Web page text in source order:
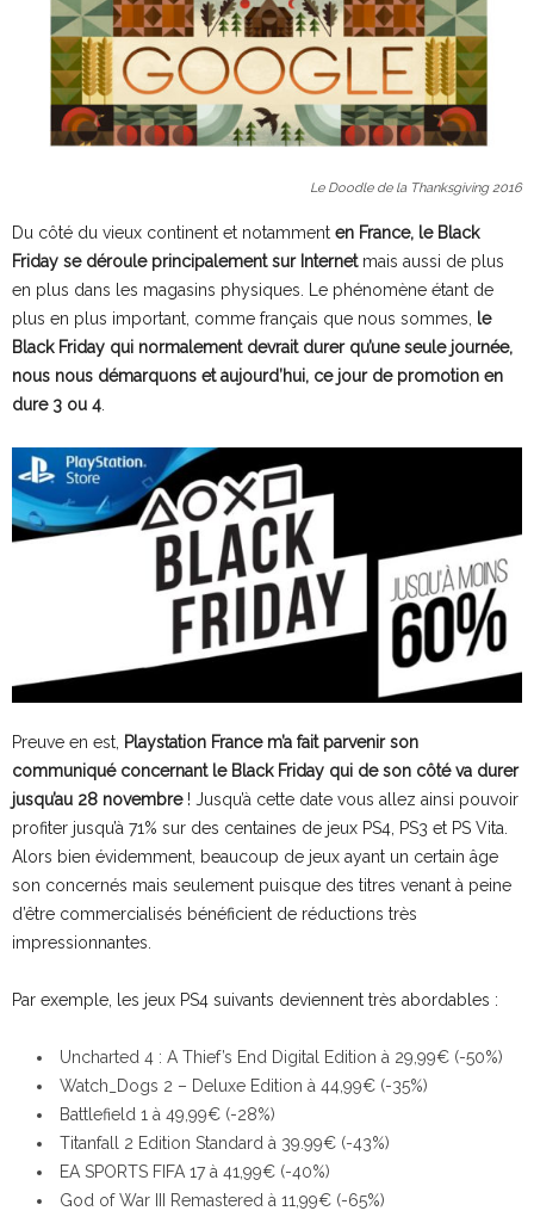
Le Doodle de la Thanksgiving 2016
Du côté du vieux continent et notamment en France, le Black
Friday se déroule principalement sur Internetmais aussi de plus
en plus dans les magasins physiques. Le phénomène étant de
plus en plus important, comme français que nous sommes,
le
Black Friday qui normalement devrait durer qu’une seule journée,
nous nous démarquons et aujourd’hui, ce jour de promotion en
dure 3 ou 4
Preuve en est, Playstation France m’a fait parvenir son
communiqué concernant le Black Friday qui de son côté va durer
jusqu’au 28 novembre! Jusqu’à cette date vous allez ainsi pouvoir
profiter jusqu’à 71% sur des centaines de jeux PS4, PS3 et PS Vita.
Alors bien évidemment, beaucoup de jeux ayant un certain âge
son concernés mais seulement puisque des titres venant à peine
d’être commercialisés bénéficient de réductions très
impressionnantes.
Par exemple, les jeux PS4 suivants deviennent très abordables :
Uncharted 4 : A Thief’s End Digital Edition à 29,99€ (-50%)
Watch_Dogs 2 – Deluxe Edition à 44,99€ (-35%)
Battlefield 1 à 49,99€ (-28%)
Titanfall 2 Edition Standard à 39.99€ (-43%)
EA SPORTS FIFA 17 à 41,99€ (-40%)
God of War III Remastered à 11,99€ (-65%)